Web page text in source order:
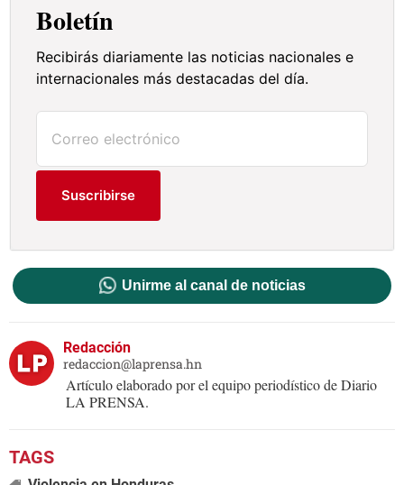
Boletín
Recibirás diariamente las noticias nacionales e
internacionales más destacadas del día.
Suscribirse
Unirme al canal de noticias
Redacción
redaccion@laprensa.hn
Artículo elaborado por el equipo periodístico de Diario
LA PRENSA.